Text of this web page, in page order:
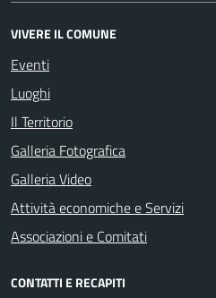
VIVERE IL COMUNE
Eventi
Luoghi
Il Territorio
Galleria Fotografica
Galleria Video
Attività economiche e Servizi
Associazioni e Comitati
CONTATTI E RECAPITI